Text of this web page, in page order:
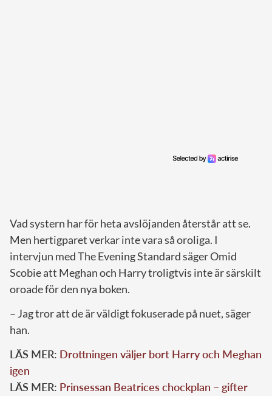
Vad systern har för heta avslöjanden återstår att se.
Men hertigparet verkar inte vara så oroliga. I
intervjun med The Evening Standard säger Omid
Scobie att Meghan och Harry troligtvis inte är särskilt
oroade för den nya boken.
– Jag tror att de är väldigt fokuserade på nuet, säger
han.
LÄS MER: Drottningen väljer bort Harry och Meghan
igen
LÄS MER: Prinsessan Beatrices chockplan – gifter